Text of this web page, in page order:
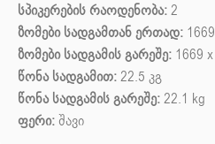
სპიკერების რაოდენობა:2
ზომები სადგამთან ერთად:
ზომები სადგამის გარეშე: 1669
წონა სადგამით:22.5 კგ
წონა სადგამის გარეშე:22.1 kg
ფერი:შავი